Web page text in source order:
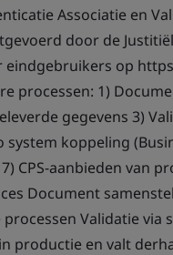
Associatie en
door de
eindgebruikers op
processen: 1)
gegevens 3)
koppeling
CPS-aanbieden van
Document
Validatie via
productie en valt